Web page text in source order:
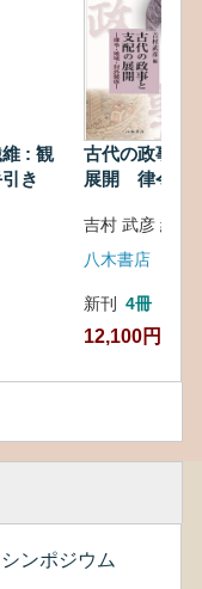
: 観
き
古代の政事と
展開 律令・
吉村 武彦 編集
八木書店
新刊 4冊
12,100円
シンポジウム